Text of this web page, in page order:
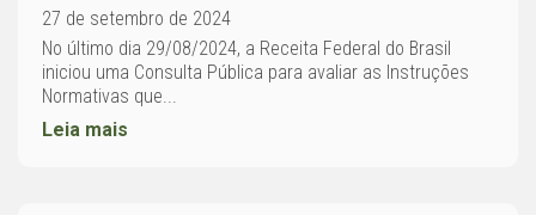
27 de setembro de 2024
No último dia 29/08/2024, a Receita Federal do Brasil
iniciou uma Consulta Pública para avaliar as Instruções
Normativas que...
Leia mais